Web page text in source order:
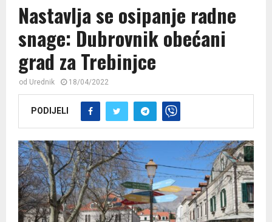
Nastavlja se osipanje radne
snage: Dubrovnik obećani
grad za Trebinjce
od Urednik 18/04/2022
PODIJELI